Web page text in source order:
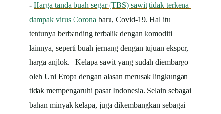
- Harga tanda buah segar (TBS) sawit tidak terkena
dampak virus Corona baru, Covid-19. Hal itu
tentunya berbanding terbalik dengan komoditi
lainnya, seperti buah jernang dengan tujuan ekspor,
harga anjlok. Kelapa sawit yang sudah diembargo
oleh Uni Eropa dengan alasan merusak lingkungan
tidak mempengaruhi pasar Indonesia. Selain sebagai
bahan minyak kelapa, juga dikembangkan sebagai